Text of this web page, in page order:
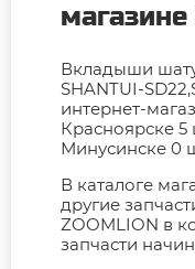
Вкладыши
SHANTUI-
интернет-
Красноярске 5
Минусинске 0
В каталоге
другие
ZOOMLION в
запчасти